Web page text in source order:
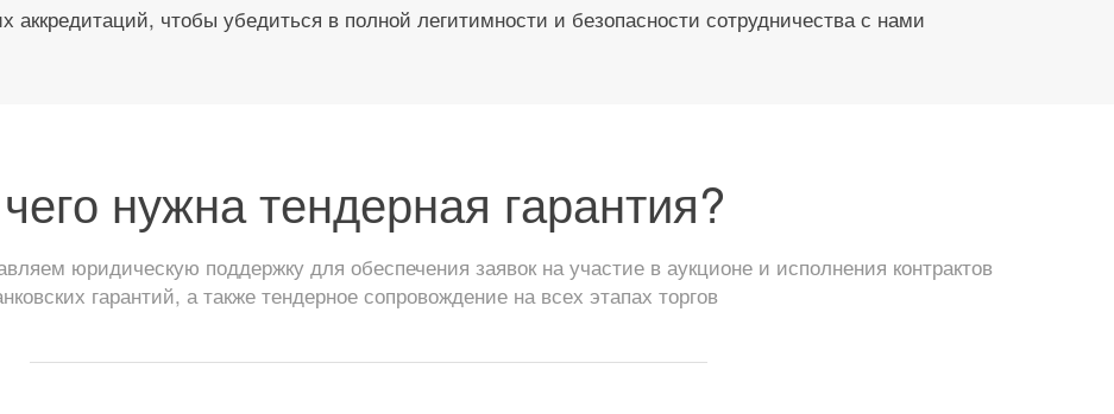
аккредитаций, чтобы убедиться в полной легитимности и безопасности сотрудничества с нами
нужна тендерная гарантия?
юридическую поддержку для обеспечения заявок на участие в аукционе и исполнения контрактов
гарантий, а также тендерное сопровождение на всех этапах торгов